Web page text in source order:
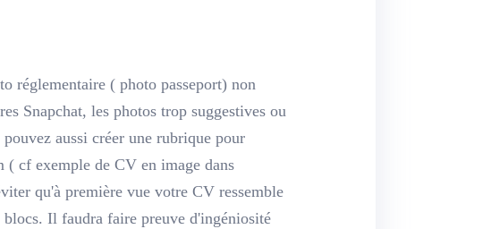
réglementaire ( photo passeport) non
Snapchat, les photos trop suggestives ou
aussi créer une rubrique pour
( cf exemple de CV en image dans
qu'à première vue votre CV ressemble
Il faudra faire preuve d'ingéniosité